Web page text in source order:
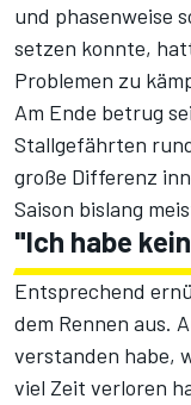
und phasenweise
setzen konnte,
Problemen zu
Am Ende betrug
Stallgefährten
große Differenz
Saison bislang
"Ich habe
Entsprechend
dem Rennen aus.
verstanden habe,
viel Zeit verloren